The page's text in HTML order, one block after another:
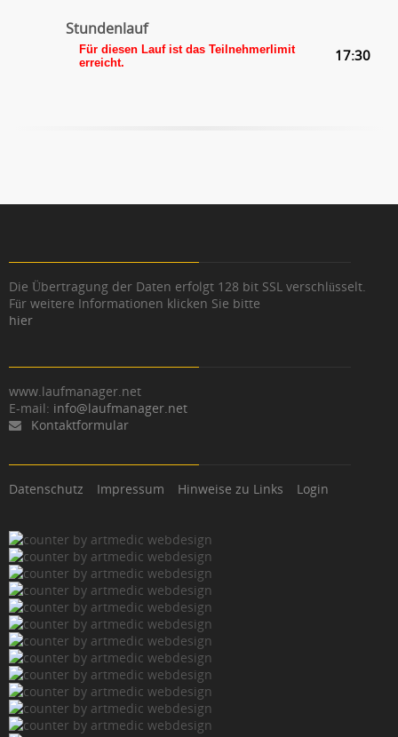
Stundenlauf
Für diesen Lauf ist das Teilnehmerlimit
erreicht.
17:30
Die Übertragung der Daten erfolgt 128 bit SSL verschlüsselt.
Für weitere Informationen klicken Sie bitte
hier
www.laufmanager.net
E-mail: info@laufmanager.net
Kontaktformular
Datenschutz Impressum Hinweise zu Links Login